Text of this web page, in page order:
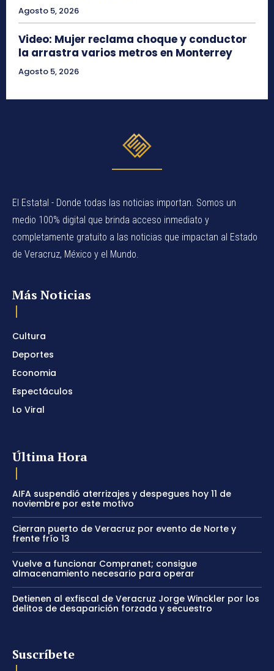
Agosto 5, 2026
Video: Mujer reclama choque y conductor
la arrastra varios metros en Monterrey
Agosto 5, 2026
El Estatal - Donde todas las noticias importan. Somos un
medio 100% digital que brinda acceso inmediato y
completamente gratuito a las noticias que impactan al Estado
de Veracruz, México y el Mundo.
Más Noticias
Cultura
Deportes
Economia
Espectáculos
Lo Viral
Última Hora
AIFA suspendió aterrizajes y despegues hoy 11 de
noviembre por este motivo
Cierran puerto de Veracruz por evento de Norte y
frente frío 13
Vuelve a funcionar Compranet; consigue
almacenamiento necesario para operar
Detienen al exfiscal de Veracruz Jorge Winckler por los
delitos de desaparición forzada y secuestro
Suscríbete